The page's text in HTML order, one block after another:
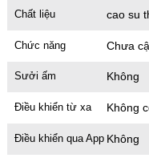
Chất liệu cao su
Chức năng Chưa
Sưởi ấm Không
Điều khiển từ xa Không
Điều khiển qua App Không